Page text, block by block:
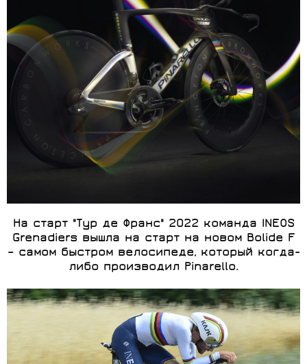
На старт "Тур де Франс" 2022 команда INEOS
Grenadiers вышла на старт на новом Bolide F
– самом быстром велосипеде, который когда-
либо производил Pinarello.